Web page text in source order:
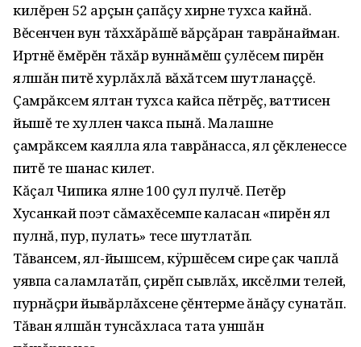
килĕрен 52 арçын çапăçу хирне тухса кайнă.
Вĕсенчен вун тăххăрăшĕ вăрçăран таврăнайман.
Иртнĕ ĕмĕрĕн тăхăр вуннăмĕш çулĕсем пирĕн
ялшăн питĕ хурлăхлă вăхăтсем шутланаççĕ.
Çамрăксем ялтан тухса кайса пĕтрĕç, ваттисен
йышĕ те хуллен чакса пынă. Малашне
çамрăксем каялла яла таврăнасса, ял çĕкленессе
питĕ те шанас килет.
Кăçал Чипика ялне 100 çул пулчĕ. Петĕр
Хусанкай поэт сăмахĕсемпе каласан «пирĕн ял
пулнă, пур, пулать» тесе шутлатăп.
Тăвансем, ял-йышсем, кÿршĕсем сире çак чаплă
уявпа саламлатăп, çирĕп сывлăх, иксĕлми телей,
пурнăçри йывăрлăхсене çĕнтерме ăнăçу сунатăп.
Тăван ялшăн тунсăхласа тата уншăн